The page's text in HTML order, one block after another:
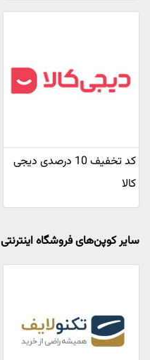
کد تخفیف 10 درصدی دیجی
کالا
سایر کوپن‌های فروشگاه اینترنتی